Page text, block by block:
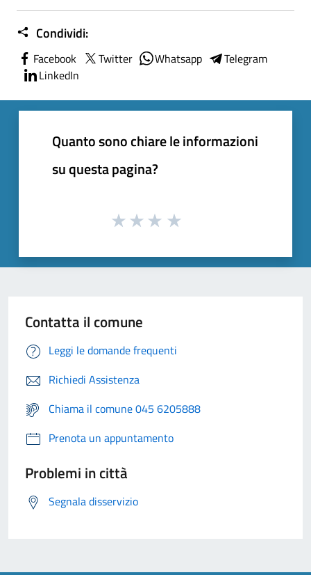
Condividi:
Facebook Twitter Whatsapp
Telegram
LinkedIn
Quanto sono chiare le informazioni
su questa pagina?
Contatta il comune
Leggi le domande frequenti
Richiedi Assistenza
Chiama il comune 045 6205888
Prenota un appuntamento
Problemi in città
Segnala disservizio